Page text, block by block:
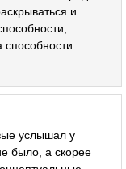
и
услышал у
было, а скорее